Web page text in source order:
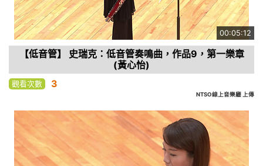
00:05:12
【低音管】 史瑞克：低音管奏鳴曲，作品9，第一樂章
(黃心怡)
觀看次數 3
NTSO線上音樂廳 上傳